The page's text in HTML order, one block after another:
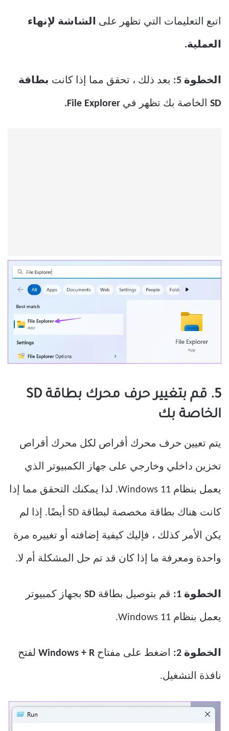
اتبع التعليمات التي تظهر على الشاشة لإنهاء
العملية.
الخطوة 5: بعد ذلك ، تحقق مما إذا كانت بطاقة
SD الخاصة بك تظهر في
5. قم بتغيير حرف محرك بطاقة SD
الخاصة بك
يتم تعيين حرف محرك أقراص لكل محرك أقراص
تخزين داخلي وخارجي على جهاز الكمبيوتر الذي
يعمل بنظام Windows 11. لذا يمكنك التحقق مما إذا
كانت هناك بطاقة مخصصة لبطاقة SD أيضًا. إذا لم
يكن الأمر كذلك ، فإليك كيفية إضافته أو تغييره مرة
واحدة ومعرفة ما إذا كان قد تم حل المشكلة أم لا.
الخطوة 1: قم بتوصيل بطاقة SD بجهاز كمبيوتر
يعمل بنظام Windows 11.
الخطوة 2: اضغط على مفتاح لفتح
نافذة التشغيل.